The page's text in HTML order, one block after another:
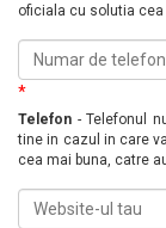
oficiala cu solutia
*
Telefon - Telefonul
tine in cazul in care
cea mai buna, catre